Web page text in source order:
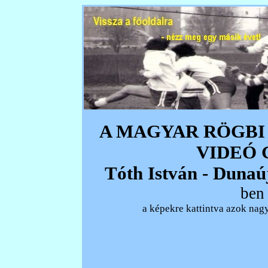
A MAGYAR
VIDEÓ
Tóth István -
a képekre kattintva azok